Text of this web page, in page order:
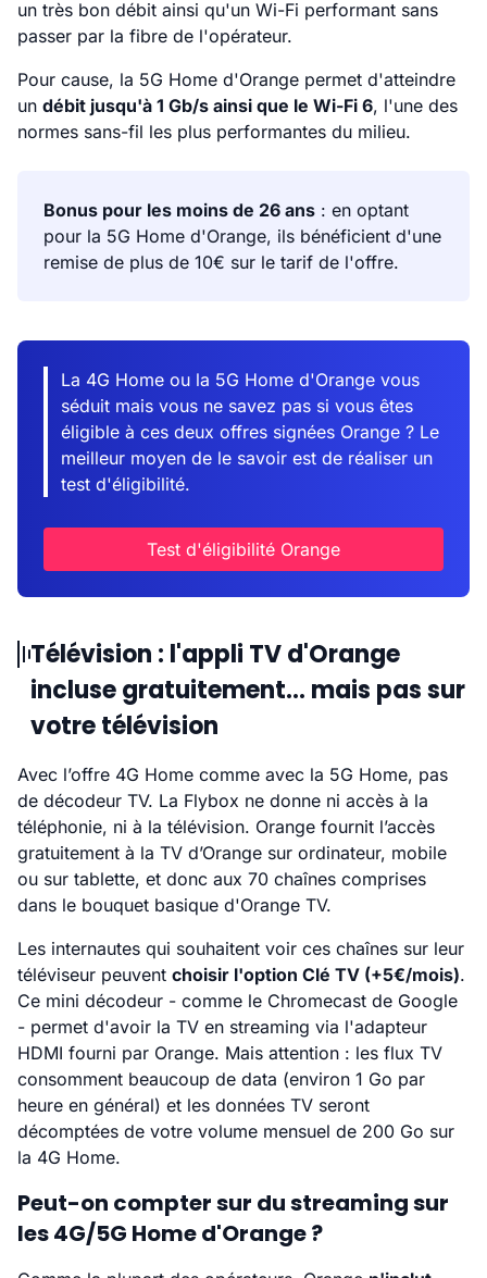
un très bon débit ainsi qu'un Wi-Fi performant sans
passer par la fibre de l'opérateur.
Pour cause, la 5G Home d'Orange permet d'atteindre
un débit jusqu'à 1 Gb/s ainsi que le Wi-Fi 6, l'une des
normes sans-fil les plus performantes du milieu.
Bonus pour les moins de 26 ans : en optant
pour la 5G Home d'Orange, ils bénéficient d'une
remise de plus de 10€ sur le tarif de l'offre.
La 4G Home ou la 5G Home d'Orange vous
séduit mais vous ne savez pas si vous êtes
éligible à ces deux offres signées Orange ? Le
meilleur moyen de le savoir est de réaliser un
test d'éligibilité.
Test d'éligibilité Orange
Télévision : l'appli TV d'Orange
incluse gratuitement... mais pas sur
votre télévision
Avec l’offre 4G Home comme avec la 5G Home, pas
de décodeur TV. La Flybox ne donne ni accès à la
téléphonie, ni à la télévision. Orange fournit l’accès
gratuitement à la TV d’Orange sur ordinateur, mobile
ou sur tablette, et donc aux 70 chaînes comprises
dans le bouquet basique d'Orange TV.
Les internautes qui souhaitent voir ces chaînes sur leur
téléviseur peuvent choisir l'option Clé TV (+5€/mois).
Ce mini décodeur - comme le Chromecast de Google
- permet d'avoir la TV en streaming via l'adapteur
HDMI fourni par Orange. Mais attention : les flux TV
consomment beaucoup de data (environ 1 Go par
heure en général) et les données TV seront
décomptées de votre volume mensuel de 200 Go sur
la 4G Home.
Peut-on compter sur du streaming sur
les 4G/5G Home d'Orange ?